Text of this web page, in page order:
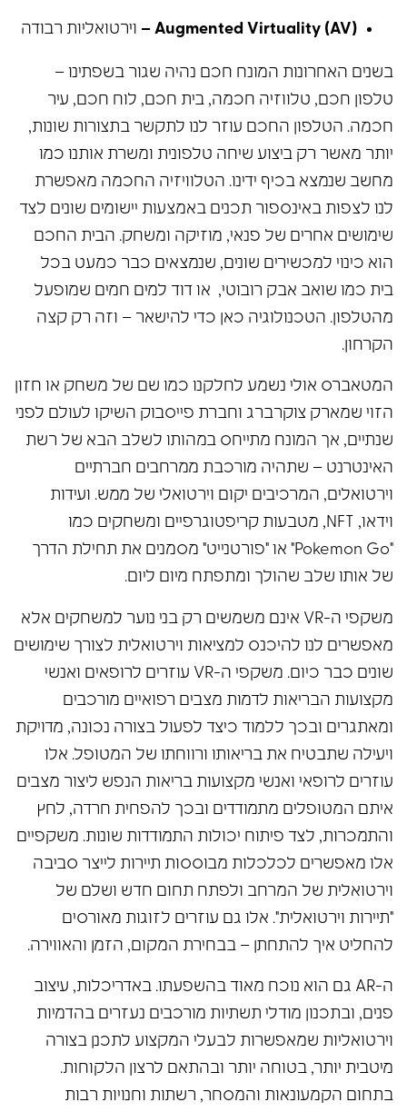
(AV) Augmented Virtuality
– וירטואליות רבודה
בשנים האחרונות המונח חכם נהיה שגור בשפתינו –
טלפון חכם, טלווזיה חכמה, בית חכם, לוח חכם, עיר
חכמה. הטלפון החכם עוזר לנו לתקשר בתצורות שונות,
יותר מאשר רק ביצוע שיחה טלפונית ומשרת אותנו כמו
מחשב שנמצא בכיף ידינו. הטלוויזיה החכמה מאפשרת
לנו לצפות באינספור תכנים באמצעות יישומים שונים לצד
שימושים אחרים של פנאי, מוזיקה ומשחק. הבית החכם
הוא כינוי למכשירים שונים, שנמצאים כבר כמעט בכל
בית כמו שואב אבק רובוטי, או דוד למים חמים שמופעל
מהטלפון. הטכנולוגיה כאן כדי להישאר – וזה רק קצה
הקרחון.
המטאברס אולי נשמע לחלקנו כמו שם של משחק או חזון
הזוי שמארק צוקרברג וחברת פייסבוק השיקו לעולם לפני
שנתיים, אך המונח מתייחס במהותו לשלב הבא של רשת
האינטרנט – שתהיה מורכבת ממרחבים חברתיים
וירטואלים, המרכיבים יקום וירטואלי של ממש. ועידות
וידאו, NFT, מטבעות קריפטוגרפיים ומשחקים כמו
"Pokemon Go" או "פורטנייט" מסמנים את תחילת הדרך
של אותו שלב שהולך ומתפתח מיום ליום.
משקפי ה-VR אינם משמשים רק בני נוער למשחקים אלא
מאפשרים לנו להיכנס למציאות וירטואלית לצורך שימושים
שונים כבר כיום. משקפי ה-VR עוזרים לרופאים ואנשי
מקצועות הבריאות לדמות מצבים רפואיים מורכבים
ומאתגרים ובכך ללמוד כיצד לפעול בצורה נכונה, מדויקת
ויעילה שתבטיח את בריאותו ורווחתו של המטופל. אלו
עוזרים לרופאי ואנשי מקצועות בריאות הנפש ליצור מצבים
איתם המטופלים מתמודדים ובכך להפחית חרדה, לחץ
והתמכרות, לצד פיתוח יכולות התמודדות שונות. משקפיים
אלו מאפשרים לכלכלות מבוססות תיירות לייצר סביבה
וירטואלית של המרחב ולפתח תחום חדש ושלם של
"תיירות וירטואלית". אלו גם עוזרים לזוגות מאורסים
להחליט איך להתחתן – בבחירת המקום, הזמן והאווירה.
ה-AR גם הוא נוכח מאוד בהשפעתו. באדריכלות, עיצוב
פנים, ובתכנון מודלי תשתיות מורכבים נעזרים בהדמיות
וירטואליות שמאפשרות לבעלי המקצוע לתכנן בצורה
מיטבית יותר, בטוחה יותר ובהתאם לרצון הלקוחות.
בתחום הקמעונאות והמסחר, רשתות וחנויות רבות